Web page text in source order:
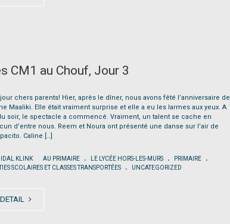
CM1 au Chouf, Jour 3
chers parents! Hier, après le dîner, nous avons fêté l’anniversaire de
Maaliki. Elle était vraiment surprise et elle a eu les larmes aux yeux. A
soir, le spectacle a commencé. Vraiment, un talent se cache en
d’entre nous. Reem et Noura ont présenté une danse sur l’air de
Caline […]
KLINK AU PRIMAIRE . LE LYCÉE HORS-LES-MURS . PRIMAIRE .
SCOLAIRES ET CLASSES TRANSPORTÉES . UNCATEGORIZED
DETAIL